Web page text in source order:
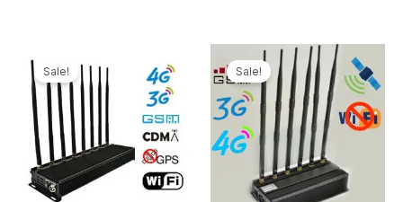
Sale!
Preis
war:
1.299,00€
Preis
ist:
669,99€.
Sale!
Ursprünglicher
Preis
war:
999,00€
Aktueller
Preis
ist:
459,99€.